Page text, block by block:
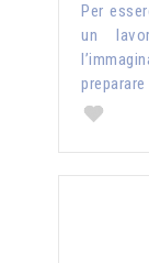
Per
un
preparare